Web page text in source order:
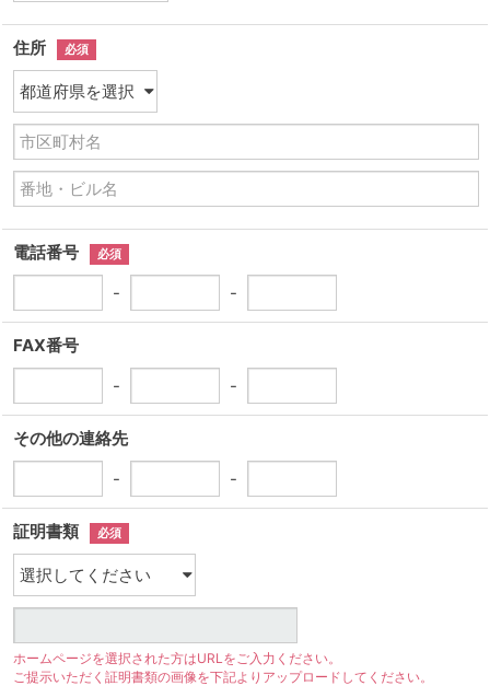
住所 必須
電話番号 必須
- -
FAX番号
-
-
その他の連絡先
-
-
証明書類 必須
ホームページを選択された方はURLをご入力ください。
ご提示いただく証明書類の画像を下記よりアップロードしてください。